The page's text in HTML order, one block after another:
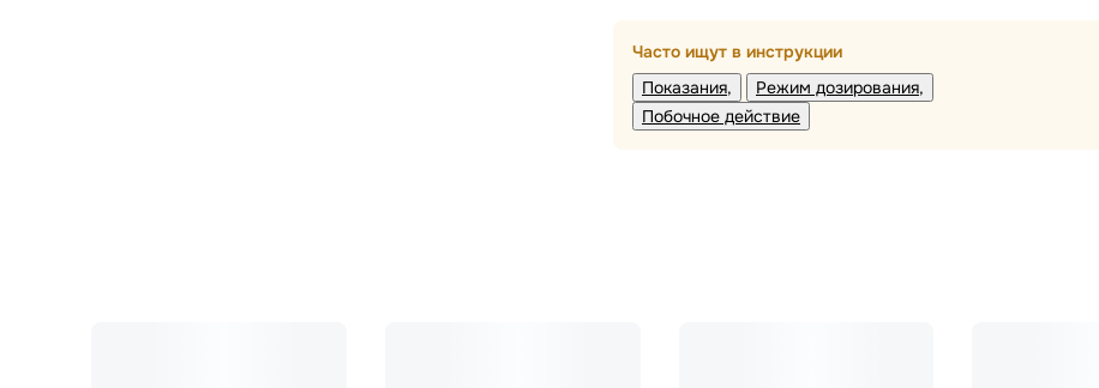
Часто ищут в инструкции
Показания
Режим дозирования
Побочное действие